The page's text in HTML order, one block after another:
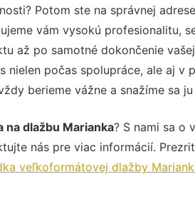
Potom ste na správnej
vám vysokú profesionalitu,
až po samotné dokončenie
nielen počas spolupráce, ale aj v
berieme vážne a snažíme sa
na dlažbu Marianka? S nami sa o
nás pre viac informácií.
veľkoformátovej dlažby